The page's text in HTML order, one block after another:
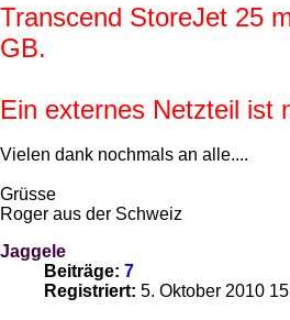
Transcend StoreJet 25
GB.
Ein externes Netzteil ist
Vielen dank nochmals an alle....
Grüsse
Roger aus der Schweiz
Jaggele
Beiträge: 7
Registriert: 5. Oktober 2010